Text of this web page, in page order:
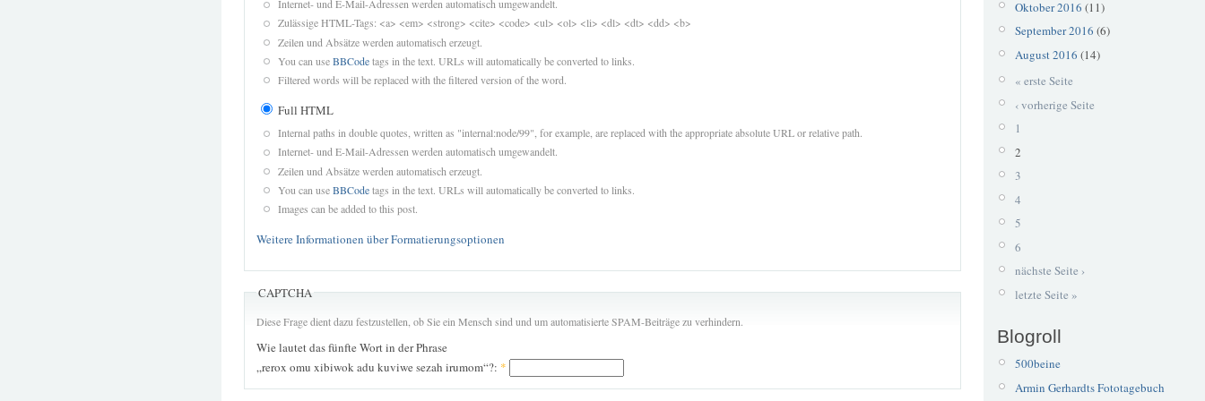
Internet- und E-Mail-Adressen werden automatisch umgewandelt.
Zulässige HTML-Tags: <a> <em> <strong> <cite> <code> <ul> <ol> <li> <dl> <dt> <dd> <b>
Zeilen und Absätze werden automatisch erzeugt.
You can useBBCodetags in the text. URLs will automatically be converted to links.
Filtered words will be replaced with the filtered version of the word.
Full HTML
Internal paths in double quotes, written as "internal:node/99", for example, are replaced with the appropriate absolute URL or relative path.
Internet- und E-Mail-Adressen werden automatisch umgewandelt.
Zeilen und Absätze werden automatisch erzeugt.
You can useBBCodetags in the text. URLs will automatically be converted to links.
Images can be added to this post.
Weitere Informationen über Formatierungsoptionen
CAPTCHA
Diese Frage dient dazu festzustellen, ob Sie ein Mensch sind und um automatisierte SPAM-Beiträge zu verhindern.
Wie lautet das fünfte Wort in der Phrase
„rerox omu xibiwok adu kuviwe sezah irumom“?: *
Oktober 2016 (11)
September 2016 (6)
August 2016 (14)
« erste Seite
‹ vorherige Seite
1
2
3
4
5
6
nächste Seite ›
letzte Seite »
Blogroll
500beine
Armin Gerhardts Fototagebuch